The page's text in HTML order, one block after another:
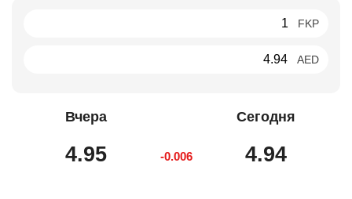
FKP
AED
Вчера
4.95 -0.006
Сегодня
4.94